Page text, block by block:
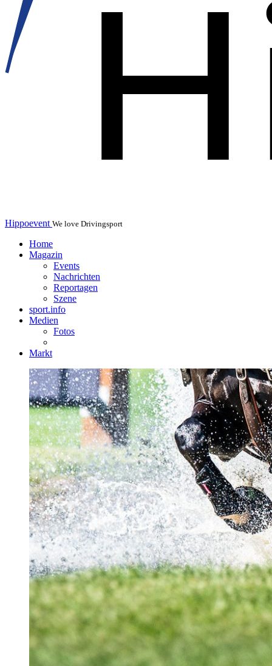
Hippoevent We love Drivingsport
Home
Magazin
Events
Nachrichten
Reportagen
Szene
sport.info
Medien
Fotos
Markt